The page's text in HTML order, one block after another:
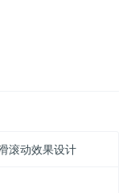
滚动效果设计